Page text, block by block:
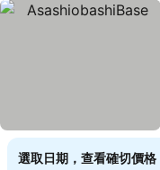
選取日期，查看確切價格